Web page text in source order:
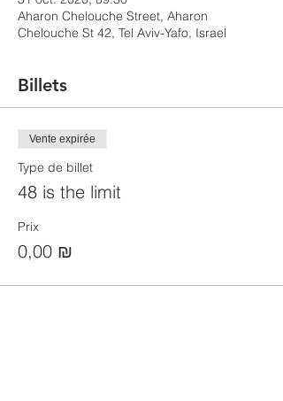
Aharon Chelouche Street, Aharon
Chelouche St 42, Tel Aviv-Yafo, Israel
Billets
Vente expirée
Type de billet
48 is the limit
Prix
0,00 ₪